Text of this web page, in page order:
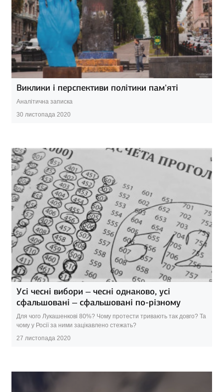
Виклики і перспективи політики пам’яті
Аналітична записка
30 листопада 2020
Усі чесні вибори – чесні однаково, усі
сфальшовані – сфальшовані по-різному
Для чого Лукашенкові 80%? Чому протести тривають так довго? Та
чому у Росії за ними зацікавлено стежать?
27 листопада 2020